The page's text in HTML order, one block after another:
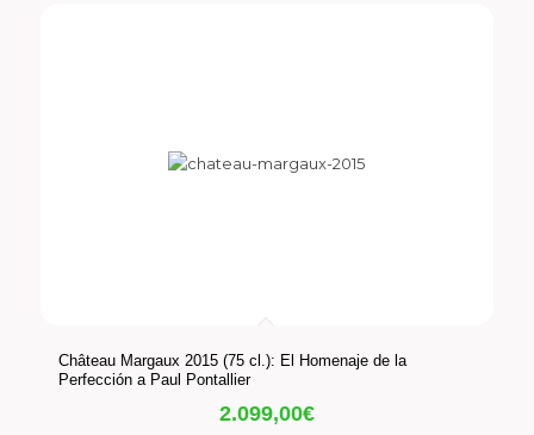
Château Margaux 2015 (75 cl.): El Homenaje de la
Perfección a Paul Pontallier
2.099,00€